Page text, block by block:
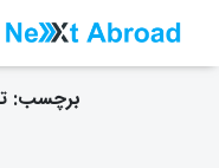
برچسب: